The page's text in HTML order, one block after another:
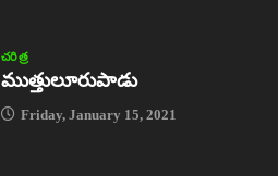
చరిత్ర
ముత్తులూరుపాడు
Friday, January 15, 2021